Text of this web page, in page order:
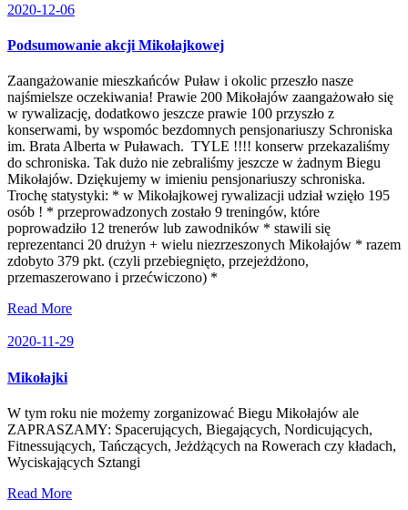
2020-12-06
Podsumowanie akcji Mikołajkowej
Zaangażowanie mieszkańców Puław i okolic przeszło nasze
najśmielsze oczekiwania! Prawie 200 Mikołajów zaangażowało się
w rywalizację, dodatkowo jeszcze prawie 100 przyszło z
konserwami, by wspomóc bezdomnych pensjonariuszy Schroniska
im. Brata Alberta w Puławach. TYLE !!!! konserw przekazaliśmy
do schroniska. Tak dużo nie zebraliśmy jeszcze w żadnym Biegu
Mikołajów. Dziękujemy w imieniu pensjonariuszy schroniska.
Trochę statystyki: * w Mikołajkowej rywalizacji udział wzięło 195
osób ! * przeprowadzonych zostało 9 treningów, które
poprowadziło 12 trenerów lub zawodników * stawili się
reprezentanci 20 drużyn + wielu niezrzeszonych Mikołajów * razem
zdobyto 379 pkt. (czyli przebiegnięto, przejeżdżono,
przemaszerowano i przećwiczono) *
Read More
2020-11-29
Mikołajki
W tym roku nie możemy zorganizować Biegu Mikołajów ale
ZAPRASZAMY: Spacerujących, Biegających, Nordicujących,
Fitnessujących, Tańczących, Jeżdżących na Rowerach czy kładach,
Wyciskających Sztangi
Read More